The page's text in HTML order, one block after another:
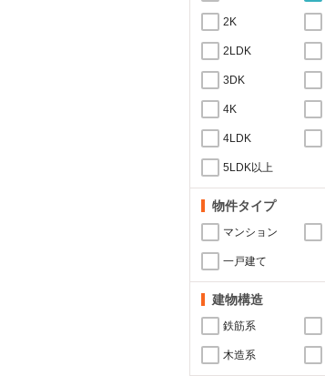
2K
2LDK
3DK
4K
4LDK
5LDK以上
物件タイプ
マンション
一戸建て
建物構造
鉄筋系
木造系